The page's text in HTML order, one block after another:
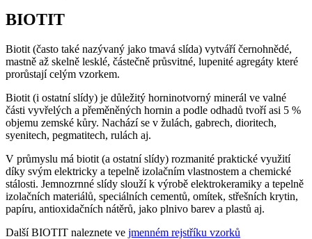
BIOTIT
Biotit (často také nazývaný jako tmavá slída) vytváří černohnědé,
mastně až skelně lesklé, částečně průsvitné, lupenité agregáty které
prorůstají celým vzorkem.
Biotit (i ostatní slídy) je důležitý horninotvorný minerál ve valné
části vyvřelých a přeměněných hornin a podle odhadů tvoří asi 5 %
objemu zemské kůry. Nachází se v žulách, gabrech, dioritech,
syenitech, pegmatitech, rulách aj.
V průmyslu má biotit (a ostatní slídy) rozmanité praktické využití
díky svým elektricky a tepelně izolačním vlastnostem a chemické
stálosti. Jemnozrnné slídy slouží k výrobě elektrokeramiky a tepelně
izolačních materiálů, speciálních cementů, omítek, střešních krytin,
papíru, antioxidačních nátěrů, jako plnivo barev a plastů aj.
Další BIOTIT naleznete ve jmenném rejstříku vzorků